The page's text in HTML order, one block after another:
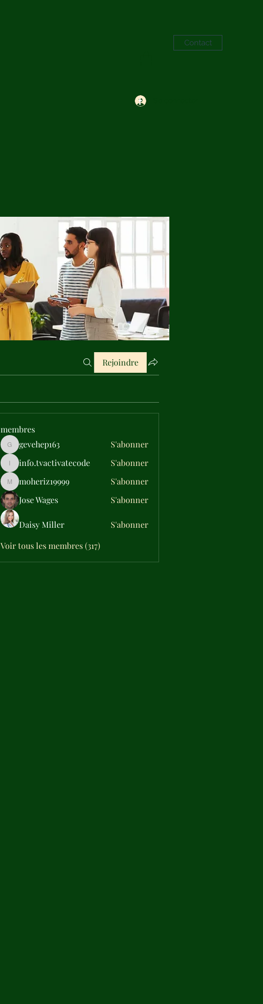
Contact
Rejoindre
membres
gevehep163
gevehep163 S'abonner
info.tvactivatecode
info.tvactivatecode S'abonner
moheriz19999
moheriz19999
S'abonner
Jose Wages
S'abonner
Daisy Miller
S'abonner
Voir tous les membres (317)